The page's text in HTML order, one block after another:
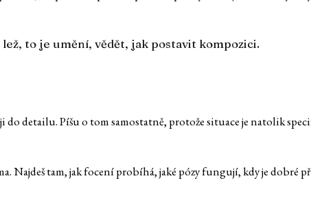
to je umění, vědět, jak postavit kompozici.
detailu. Píšu o tom samostatně, protože situace je natolik
tam, jak focení probíhá, jaké pózy fungují, kdy je dobré